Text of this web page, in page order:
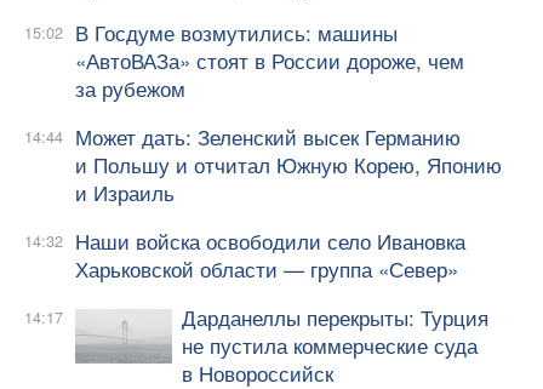
15:02 В Госдуме возмутились: машины
«АвтоВАЗа» стоят в России дороже, чем
за рубежом
14:44 Может дать: Зеленский высек Германию
и Польшу и отчитал Южную Корею, Японию
и Израиль
14:32 Наши войска освободили село Ивановка
Харьковской области — группа «Север»
14:17
Дарданеллы перекрыты: Турция
не пустила коммерческие суда
в Новороссийск